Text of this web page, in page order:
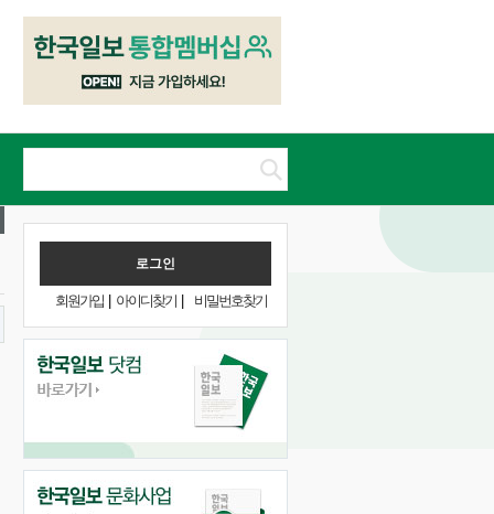
회원가입| 아이디찾기 비밀번호찾기